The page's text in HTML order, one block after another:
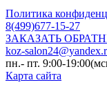
Политика
8(499)677-15-27
ЗАКАЗАТЬ
koz-
пн.- пт. 9:00-
Карта сайта